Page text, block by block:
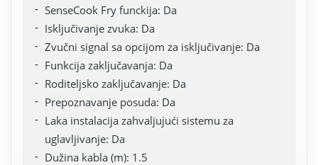
SenseCook Fry funckija: Da
Isključivanje zvuka: Da
Zvučni signal sa opcijom za isključivanje: Da
Funkcija zaključavanja: Da
Roditeljsko zaključavanje: Da
Prepoznavanje posuda: Da
Laka instalacija zahvaljujući sistemu za
uglavljivanje: Da
Dužina kabla (m): 1.5